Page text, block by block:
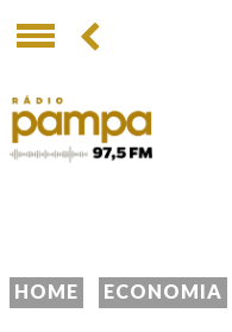
HOME ECONOMIA